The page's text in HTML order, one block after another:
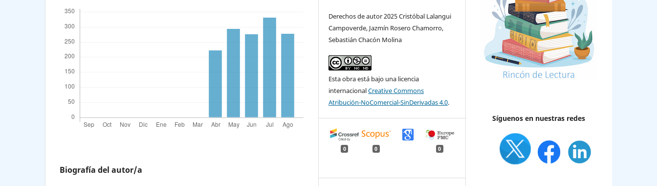
Biografía del autor/a
Derechos de autor 2025 Cristóbal Lalangui
Campoverde, Jazmín Rosero Chamorro,
Sebastián Chacón Molina
Esta obra está bajo una licencia
internacionalCreative Commons
Atribución-NoComercial-SinDerivadas 4.0.
0 0 0
Síguenos en nuestras redes